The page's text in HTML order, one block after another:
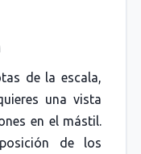
de la escala,
una vista
en el mástil.
de los